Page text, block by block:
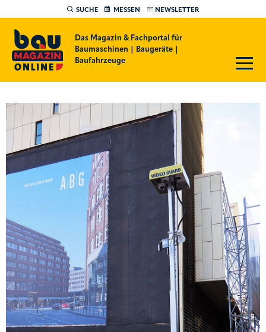
SUCHE MESSEN NEWSLETTER
Das Magazin & Fachportal für
Baumaschinen | Baugeräte |
Baufahrzeuge